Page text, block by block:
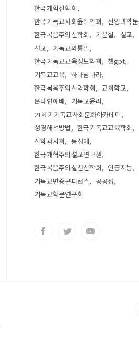
한국개혁신학회
한국기독교사회윤리학회
신앙과학문
한국복음주의신학회
기윤실
설교
선교
기독교와통일
한국기독교교육정보학회
챗gpt
기독교교육
하나님나라
한국복음주의신약학회
교회학교
온라인예배
기독교윤리
21세기기독교사회문화아카데미
성경해석방법
한국기독교교육학회
신학과사회
동성애
한국개혁주의설교연구원
한국복음주의실천신학회
인공지능
기독교변증콘퍼런스
공공성
기독교학문연구회